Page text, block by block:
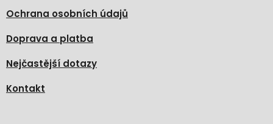
Ochrana osobních údajů
Doprava a platba
Nejčastější dotazy
Kontakt